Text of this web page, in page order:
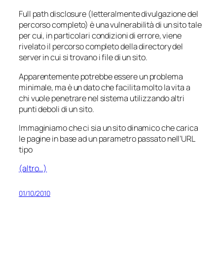
Full path disclosure (letteralmente divulgazione del
percorso completo) è una vulnerabilità di un sito tale
per cui, in particolari condizioni di errore, viene
rivelato il percorso completo della directory del
server in cui si trovano i file di un sito.
Apparentemente potrebbe essere un problema
minimale, ma è un dato che facilita molto la vita a
chi vuole penetrare nel sistema utilizzando altri
punti deboli di un sito.
Immaginiamo che ci sia un sito dinamico che carica
le pagine in base ad un parametro passato nell’URL
tipo
(altro…)
01/10/2010